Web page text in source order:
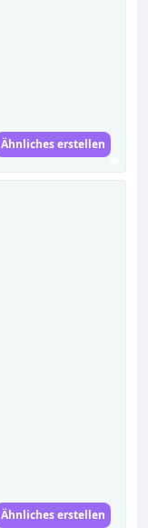
Ähnliches erstellen
Ähnliches erstellen